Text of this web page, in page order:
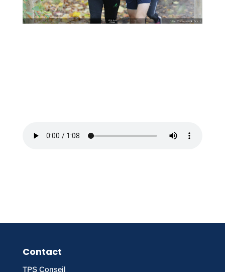
Contact
TPS Conseil